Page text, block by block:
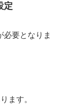
定
必要となりま
ます。